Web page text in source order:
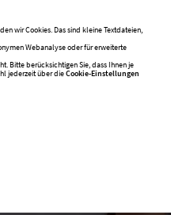
wir Cookies. Das sind kleine Textdateien,
Webanalyse oder für erweiterte
Bitte berücksichtigen Sie, dass Ihnen je
jederzeit über dieCookie-Einstellungen